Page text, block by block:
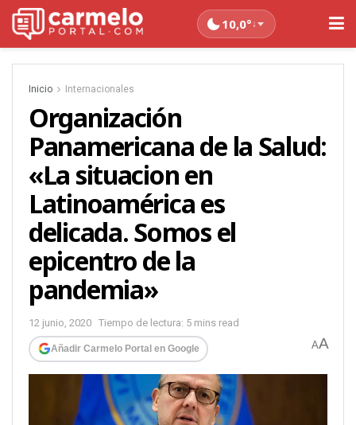
10,0°↓
Inicio Internacionales
Organización
Panamericana de la Salud:
«La situacion en
Latinoamérica es
delicada. Somos el
epicentro de la
pandemia»
12 junio, 2020 Tiempo de lectura: 5 mins read
Añadir Carmelo Portal en Google AA